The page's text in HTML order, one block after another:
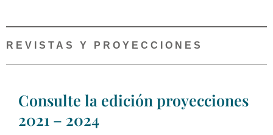
REVISTAS Y PROYECCIONES
Consulte la edición proyecciones
2021 – 2024